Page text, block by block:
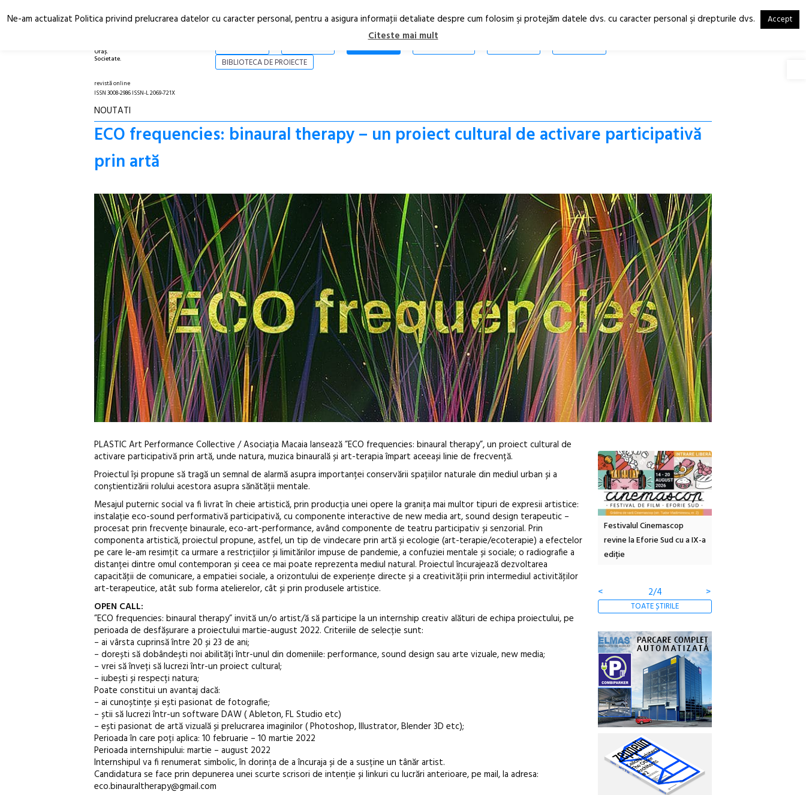
Oraș.
Societate.
RO
EN
STIRI
BIBLIOTECA DE PROIECTE
revistă online
ISSN 3008-2986 ISSN-L 2069-721X
NOUTATI
ECO frequencies: binaural therapy – un proiect cultural de activare participativă
prin artă
PLASTIC Art Performance Collective / Asociația Macaia lansează ”ECO frequencies: binaural therapy”, un proiect cultural de
activare participativă prin artă, unde natura, muzica binaurală și art-terapia împart aceeași linie de frecvență.
Proiectul își propune să tragă un semnal de alarmă asupra importanței conservării spațiilor naturale din mediul urban și a
conștientizării rolului acestora asupra sănătății mentale.
Mesajul puternic social va fi livrat în cheie artistică, prin producția unei opere la granița mai multor tipuri de expresii artistice:
instalație eco-sound performativă participativă, cu componente interactive de new media art, sound design terapeutic –
procesat prin frecvențe binaurale, eco-art-performance, având componente de teatru participativ și senzorial. Prin
componenta artistică, proiectul propune, astfel, un tip de vindecare prin artă și ecologie (art-terapie/ecoterapie) a efectelor
pe care le-am resimțit ca urmare a restricțiilor și limitărilor impuse de pandemie, a confuziei mentale și sociale; o radiografie a
distanței dintre omul contemporan și ceea ce mai poate reprezenta mediul natural. Proiectul încurajează dezvoltarea
capacităţii de comunicare, a empatiei sociale, a orizontului de experienţe directe și a creativităţii prin intermediul activităţilor
art-terapeutice, atât sub forma atelierelor, cât și prin produsele artistice.
OPEN CALL:
”ECO frequencies: binaural therapy” invită un/o artist/ă să participe la un internship creativ alături de echipa proiectului, pe
perioada de desfășurare a proiectului martie-august 2022. Criteriile de selecție sunt:
– ai vârsta cuprinsă între 20 și 23 de ani;
– dorești să dobândești noi abilități într-unul din domeniile: performance, sound design sau arte vizuale, new media;
– vrei să înveți să lucrezi într-un proiect cultural;
– iubești și respecți natura;
Poate constitui un avantaj dacă:
– ai cunoștințe și ești pasionat de fotografie;
– știi să lucrezi într-un software DAW ( Ableton, FL Studio etc)
– ești pasionat de artă vizuală și prelucrarea imaginilor ( Photoshop, Illustrator, Blender 3D etc);
Perioada în care poți aplica: 10 februarie – 10 martie 2022
Perioada internshipului: martie – august 2022
Internshipul va fi renumerat simbolic, în dorința de a încuraja și de a susține un tânăr artist.
Candidatura se face prin depunerea unei scurte scrisori de intenție și linkuri cu lucrări anterioare, pe mail, la adresa:
eco.binauraltherapy@gmail.com
Anuala de artă urbană
Artown NOW #5:
Gramatica libertății
Festivalul Cinemascop
revine la Eforie Sud cu a IX-a
ediție
<
2/4 >
TOATE ȘTIRILE
Ne-am actualizat Politica privind prelucrarea datelor cu caracter personal, pentru a asigura informaţii detaliate despre cum folosim şi protejăm datele dvs. cu caracter personal şi drepturile dvs. Accept
Citeste mai mult